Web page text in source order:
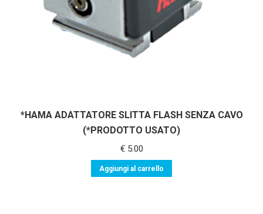
*HAMA ADATTATORE SLITTA FLASH SENZA CAVO
(*PRODOTTO USATO)
€5.00
Aggiungi al carrello